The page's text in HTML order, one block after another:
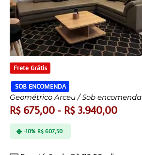
Frete Grátis
SOB ENCOMENDA
Geométrico Arceu / Sob encomenda
R$675,00 - R$3.940,00
-10% R$607,50